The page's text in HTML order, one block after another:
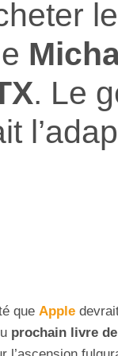
. Le
que Apple
prochain livre